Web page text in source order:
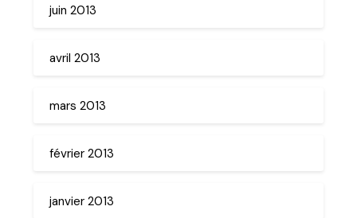
juin 2013
avril 2013
mars 2013
février 2013
janvier 2013